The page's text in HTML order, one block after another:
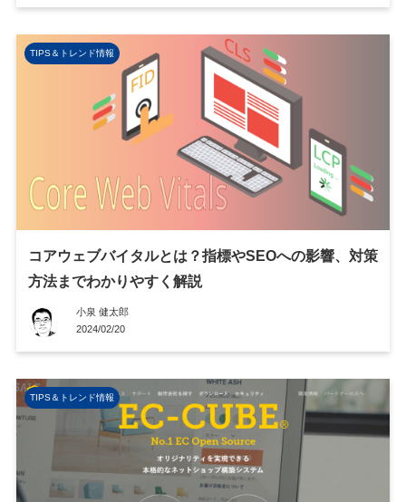
TIPS＆トレンド情報
コアウェブバイタルとは？指標やSEOへの影響、対策
方法までわかりやすく解説
小泉 健太郎
2024/02/20
TIPS＆トレンド情報